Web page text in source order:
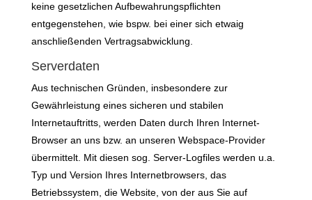
keine gesetzlichen Aufbewahrungspflichten
entgegenstehen, wie bspw. bei einer sich etwaig
anschließenden Vertragsabwicklung.
Serverdaten
Aus technischen Gründen, insbesondere zur
Gewährleistung eines sicheren und stabilen
Internetauftritts, werden Daten durch Ihren Internet-
Browser an uns bzw. an unseren Webspace-Provider
übermittelt. Mit diesen sog. Server-Logfiles werden u.a.
Typ und Version Ihres Internetbrowsers, das
Betriebssystem, die Website, von der aus Sie auf